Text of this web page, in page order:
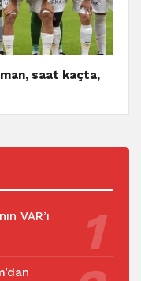
saat kaçta,
VAR’ı